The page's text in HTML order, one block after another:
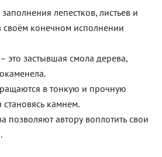
лепестков, листьев и
своём конечном исполнении
это застывшая смола дерева,
в тонкую и прочную
камнем.
позволяют автору воплотить свои